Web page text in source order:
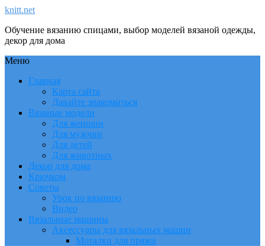
knitt.net
Обучение вязанию спицами, выбор моделей вязаной одежды,
декор для дома
Меню
Главная
Карта сайта
Давайте знакомиться
Вязаные модели
Для женщин
Для мужчин
Для детей
Для животных
Декор для дома
Крючком
Советы
Урок по вязанию
Видео
Вязальные машины
Аксессуары для вязальных машин
Моталки для пряжи